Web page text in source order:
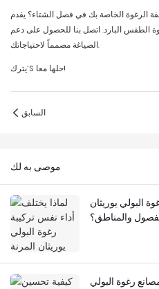
الرغوة الخاصة بك في فصل الشتاء؟ يقدم
الطقس البارد. اتصل بنا للحصول على دعم
الصياغة مصمماً لاحتياجاتك.
يترك’S حلها معا!
السابق
موصى به لك
البولي يوريثان
والمناطق؟
رغوة البولي